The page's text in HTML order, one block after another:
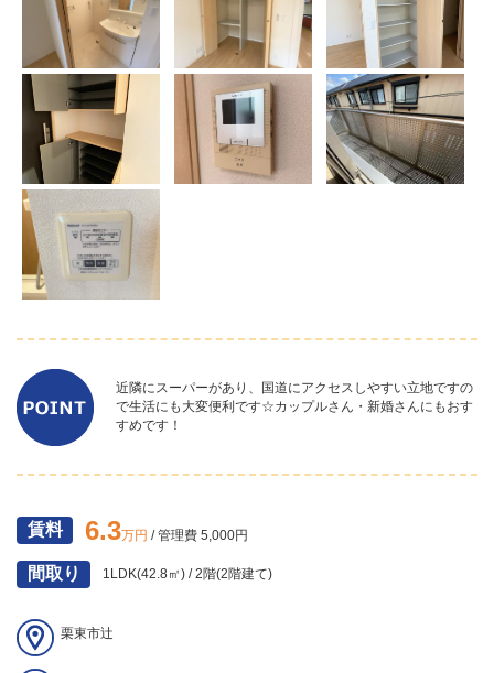
近隣にスーパーがあり、国道にアクセスしやすい立地ですの
で生活にも大変便利です☆カップルさん・新婚さんにもおす
すめです！
賃料 6.3万円 / 管理費 5,000円
間取り 1LDK(42.8㎡) / 2階(2階建て)
栗東市辻